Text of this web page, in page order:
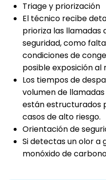
Triage y priorización
El técnico recibe
prioriza las llamadas
seguridad, como
condiciones de
posible exposición al
Los tiempos de
volumen de
están estructurados
casos de alto riesgo.
Orientación de
Si detectas un olor a
monóxido de